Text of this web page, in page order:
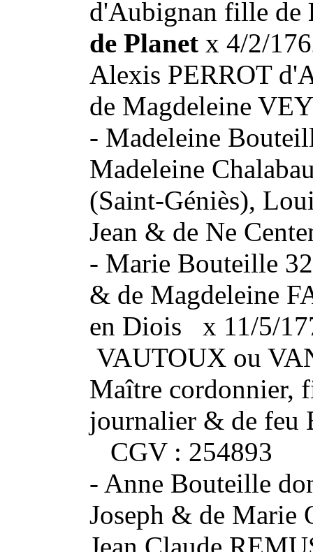
d'Aubignan fille de
de Planet x 4/2/
Alexis PERROT
de Magdeleine
- Madeleine
Madeleine
(Saint-Géniès),
Jean & de Ne
- Marie Bouteille
& de Magdeleine
en Diois x 11/5/
VAUTOUX ou
Maître cordonnier,
journalier & de feu
CGV : 254893
- Anne Bouteille
Joseph & de Marie
Jean Claude